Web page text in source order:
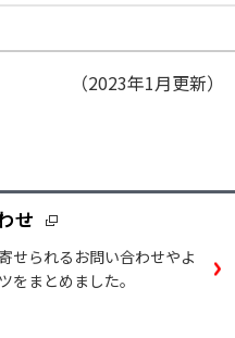
（2023年1月更新）
せ
せられるお問い合わせやよ
をまとめました。